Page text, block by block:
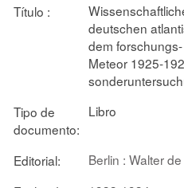
Título :
deutschen
dem
Meteor 1925-
Tipo de
documento:
Libro
Editorial:
Berlin : Walter